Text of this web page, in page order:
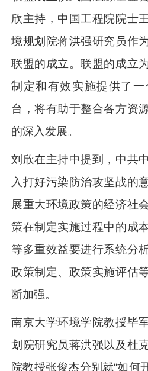
欣主持，中国工程院院士
境规划院蒋洪强研究员作
联盟的成立。联盟的成立
制定和有效实施提供了
台，将有助于整合各方资
的深入发展。
刘欣在主持中提到，中共
入打好污染防治攻坚战的
展重大环境政策的经济社
策在制定实施过程中的成
等多重效益要进行系统分
政策制定、政策实施评估
断加强。
南京大学环境学院教授毕
划院研究员蒋洪强以及杜
院教授张俊杰分别就“如何